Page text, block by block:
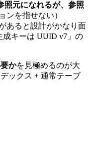
照元になれるが、参照
ンを指せない）
あると設計がかなり面
キーは UUID v7」の
かを見極めるのが大
ックス + 通常テーブ